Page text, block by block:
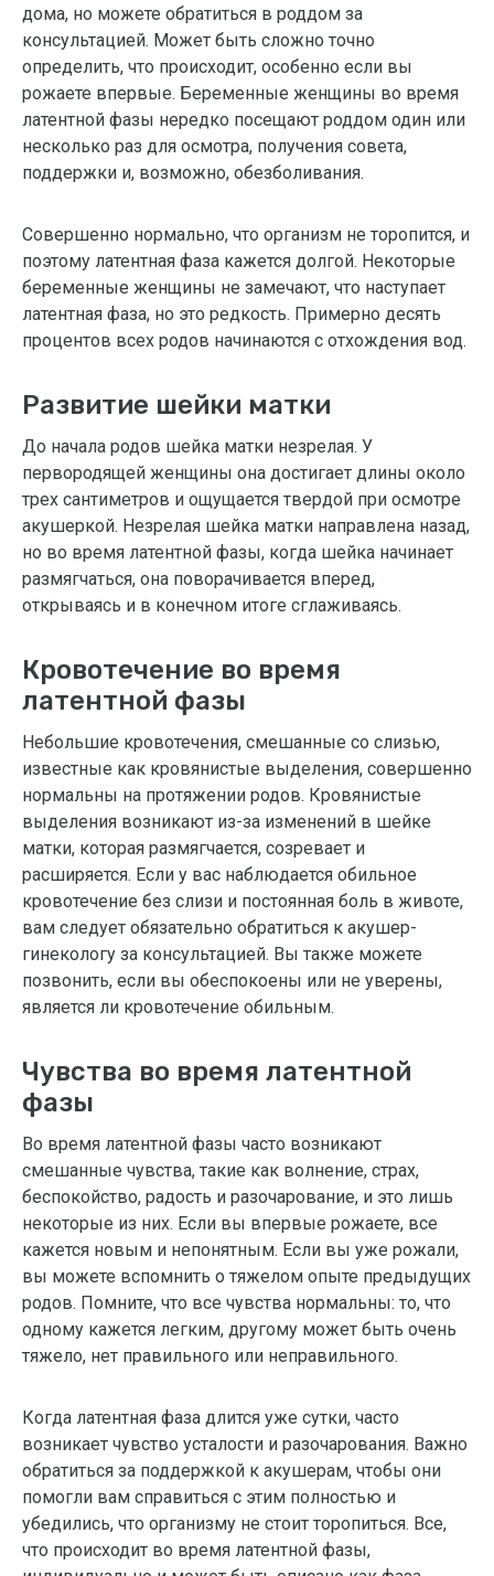
дома, но можете обратиться в роддом за
консультацией. Может быть сложно точно
определить, что происходит, особенно если вы
рожаете впервые. Беременные женщины во время
латентной фазы нередко посещают роддом один или
несколько раз для осмотра, получения совета,
поддержки и, возможно, обезболивания.
Совершенно нормально, что организм не торопится, и
поэтому латентная фаза кажется долгой. Некоторые
беременные женщины не замечают, что наступает
латентная фаза, но это редкость. Примерно десять
процентов всех родов начинаются с отхождения вод.
Развитие шейки матки
До начала родов шейка матки незрелая. У
первородящей женщины она достигает длины около
трех сантиметров и ощущается твердой при осмотре
акушеркой. Незрелая шейка матки направлена назад,
но во время латентной фазы, когда шейка начинает
размягчаться, она поворачивается вперед,
открываясь и в конечном итоге сглаживаясь.
Кровотечение во время
латентной фазы
Небольшие кровотечения, смешанные со слизью,
известные как кровянистые выделения, совершенно
нормальны на протяжении родов. Кровянистые
выделения возникают из-за изменений в шейке
матки, которая размягчается, созревает и
расширяется. Если у вас наблюдается обильное
кровотечение без слизи и постоянная боль в животе,
вам следует обязательно обратиться к акушер-
гинекологу за консультацией. Вы также можете
позвонить, если вы обеспокоены или не уверены,
является ли кровотечение обильным.
Чувства во время латентной
фазы
Во время латентной фазы часто возникают
смешанные чувства, такие как волнение, страх,
беспокойство, радость и разочарование, и это лишь
некоторые из них. Если вы впервые рожаете, все
кажется новым и непонятным. Если вы уже рожали,
вы можете вспомнить о тяжелом опыте предыдущих
родов. Помните, что все чувства нормальны: то, что
одному кажется легким, другому может быть очень
тяжело, нет правильного или неправильного.
Когда латентная фаза длится уже сутки, часто
возникает чувство усталости и разочарования. Важно
обратиться за поддержкой к акушерам, чтобы они
помогли вам справиться с этим полностью и
убедились, что организму не стоит торопиться. Все,
что происходит во время латентной фазы,